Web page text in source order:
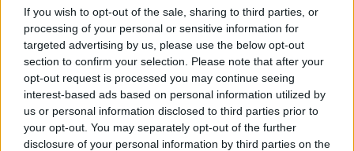
If you wish to opt-out of the sale, sharing to third parties, or
processing of your personal or sensitive information for
targeted advertising by us, please use the below opt-out
section to confirm your selection. Please note that after your
opt-out request is processed you may continue seeing
interest-based ads based on personal information utilized by
us or personal information disclosed to third parties prior to
your opt-out. You may separately opt-out of the further
disclosure of your personal information by third parties on the
μεταφέρθηκε στο Αστυνομικό Τμήμα
και λίγες ημέρες μετά βρέθηκε νεκρή
6 Αυγούστου 2026 16:57
ΚΡΗΤΗ • ΝΕΟΙ ΟΡΙΖΟΝΤΕΣ
Κτηματολόγιο: Ποιοι μπορούν να
δηλώσουν το ακίνητό τους και μετά
την λήξη της προθεσμίας
6 Αυγούστου 2026 16:53